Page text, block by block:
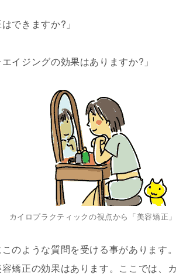
できますか?」
イジングの効果はありますか?」
カイロプラクティックの視点から「美容矯正
のような質問を受ける事があります
矯正の効果はあります。ここでは、